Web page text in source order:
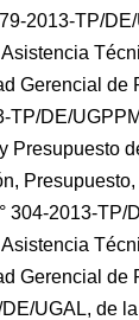
2013-TP/
Gerencial de
TP/DE/
Presupuesto
304-2013-TP/
Gerencial de
UGAL, de